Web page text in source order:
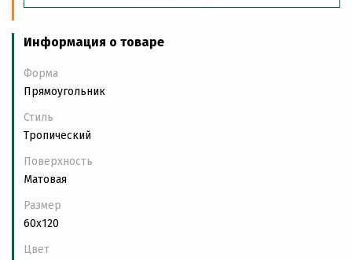
Информация о товаре
Форма
Прямоугольник
Стиль
Тропический
Поверхность
Матовая
Размер
60x120
Цвет